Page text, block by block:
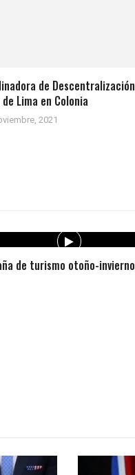
de Descentralización
Lima en Colonia
2021
de turismo otoño-invierno